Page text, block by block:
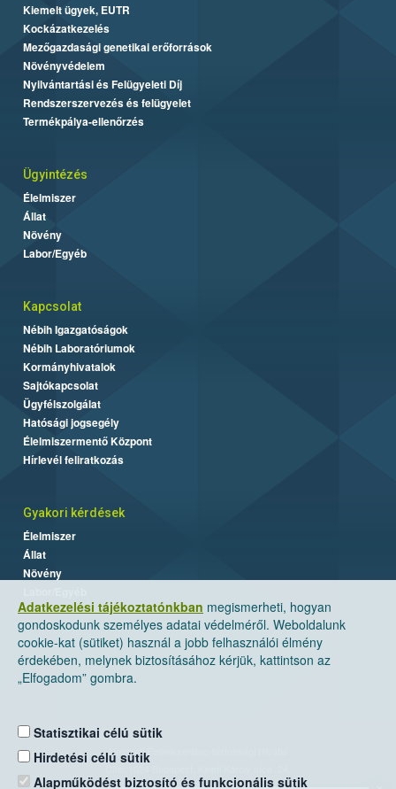
Adatkezelési tájékoztatónkban megismerheti, hogyan
gondoskodunk személyes adatai védelméről. Weboldalunk
cookie-kat (sütiket) használ a jobb felhasználói élmény
érdekében, melynek biztosításához kérjük, kattintson az
„Elfogadom” gombra.
Statisztikai célú sütik
Hirdetési célú sütik
Alapműködést biztosító és funkcionális sütik
Kiemelt ügyek, EUTR
Kockázatkezelés
Mezőgazdasági genetikai erőforrások
Növényvédelem
Nyilvántartási és Felügyeleti Díj
Rendszerszervezés és felügyelet
Termékpálya-ellenőrzés
Ügyintézés
Élelmiszer
Állat
Növény
Labor/Egyéb
Kapcsolat
Nébih Igazgatóságok
Nébih Laboratóriumok
Kormányhivatalok
Sajtókapcsolat
Ügyfélszolgálat
Hatósági jogsegély
Élelmiszermentő Központ
Hírlevél feliratkozás
Gyakori kérdések
Élelmiszer
Állat
Növény
Nemzeti Élelmiszerlánc-biztonsági Hivatal
Levelezési cím: 1525 Budapest. Pf. 30.